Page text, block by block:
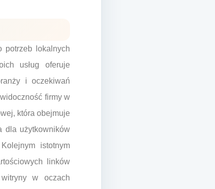
potrzeb lokalnych
usług oferuje
i oczekiwań
firmy w
która obejmuje
dla użytkowników
istotnym
linków
w oczach